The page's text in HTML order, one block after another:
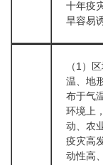
十年疫
旱容易
（1）
温、地
布于气
环境上
动、农
疫灾高
动性高